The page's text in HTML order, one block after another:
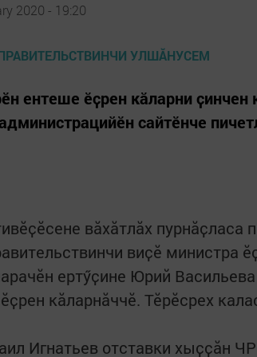
2020 - 19:20
ентеше ӗҫрен кӑларни ҫинчен
сайтӗнче
вӑхӑтлӑх пурнӑҫласа
виҫӗ министра
ертӳҫине Юрий
кӑларнӑччӗ. Тӗрӗсрех
Игнатьев отставки хыҫҫӑн